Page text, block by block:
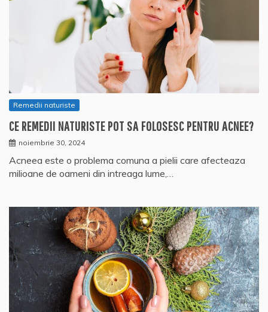
Remedii naturiste
CE REMEDII NATURISTE POT SA FOLOSESC PENTRU ACNEE?
noiembrie 30, 2024
Acneea este o problema comuna a pielii care afecteaza
milioane de oameni din intreaga lume,…